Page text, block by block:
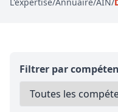
Filtrer par